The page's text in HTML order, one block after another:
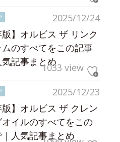
2025/12/24
版】オルビス ザ リンク
ムのすべてをこの記事
記事まとめ1033 view
2025/12/23
版】オルビス ザ クレン
オイルのすべてをこの
人気記事まとめ